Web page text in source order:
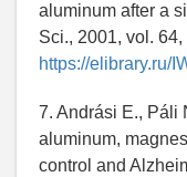
aluminum after a
Sci., 2001, vol.
https://elibrary.ru/
7. Andrási E., Páli
aluminum,
control and